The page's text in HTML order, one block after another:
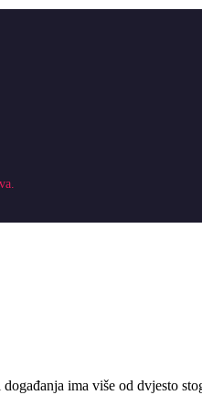
ima više od dvjesto